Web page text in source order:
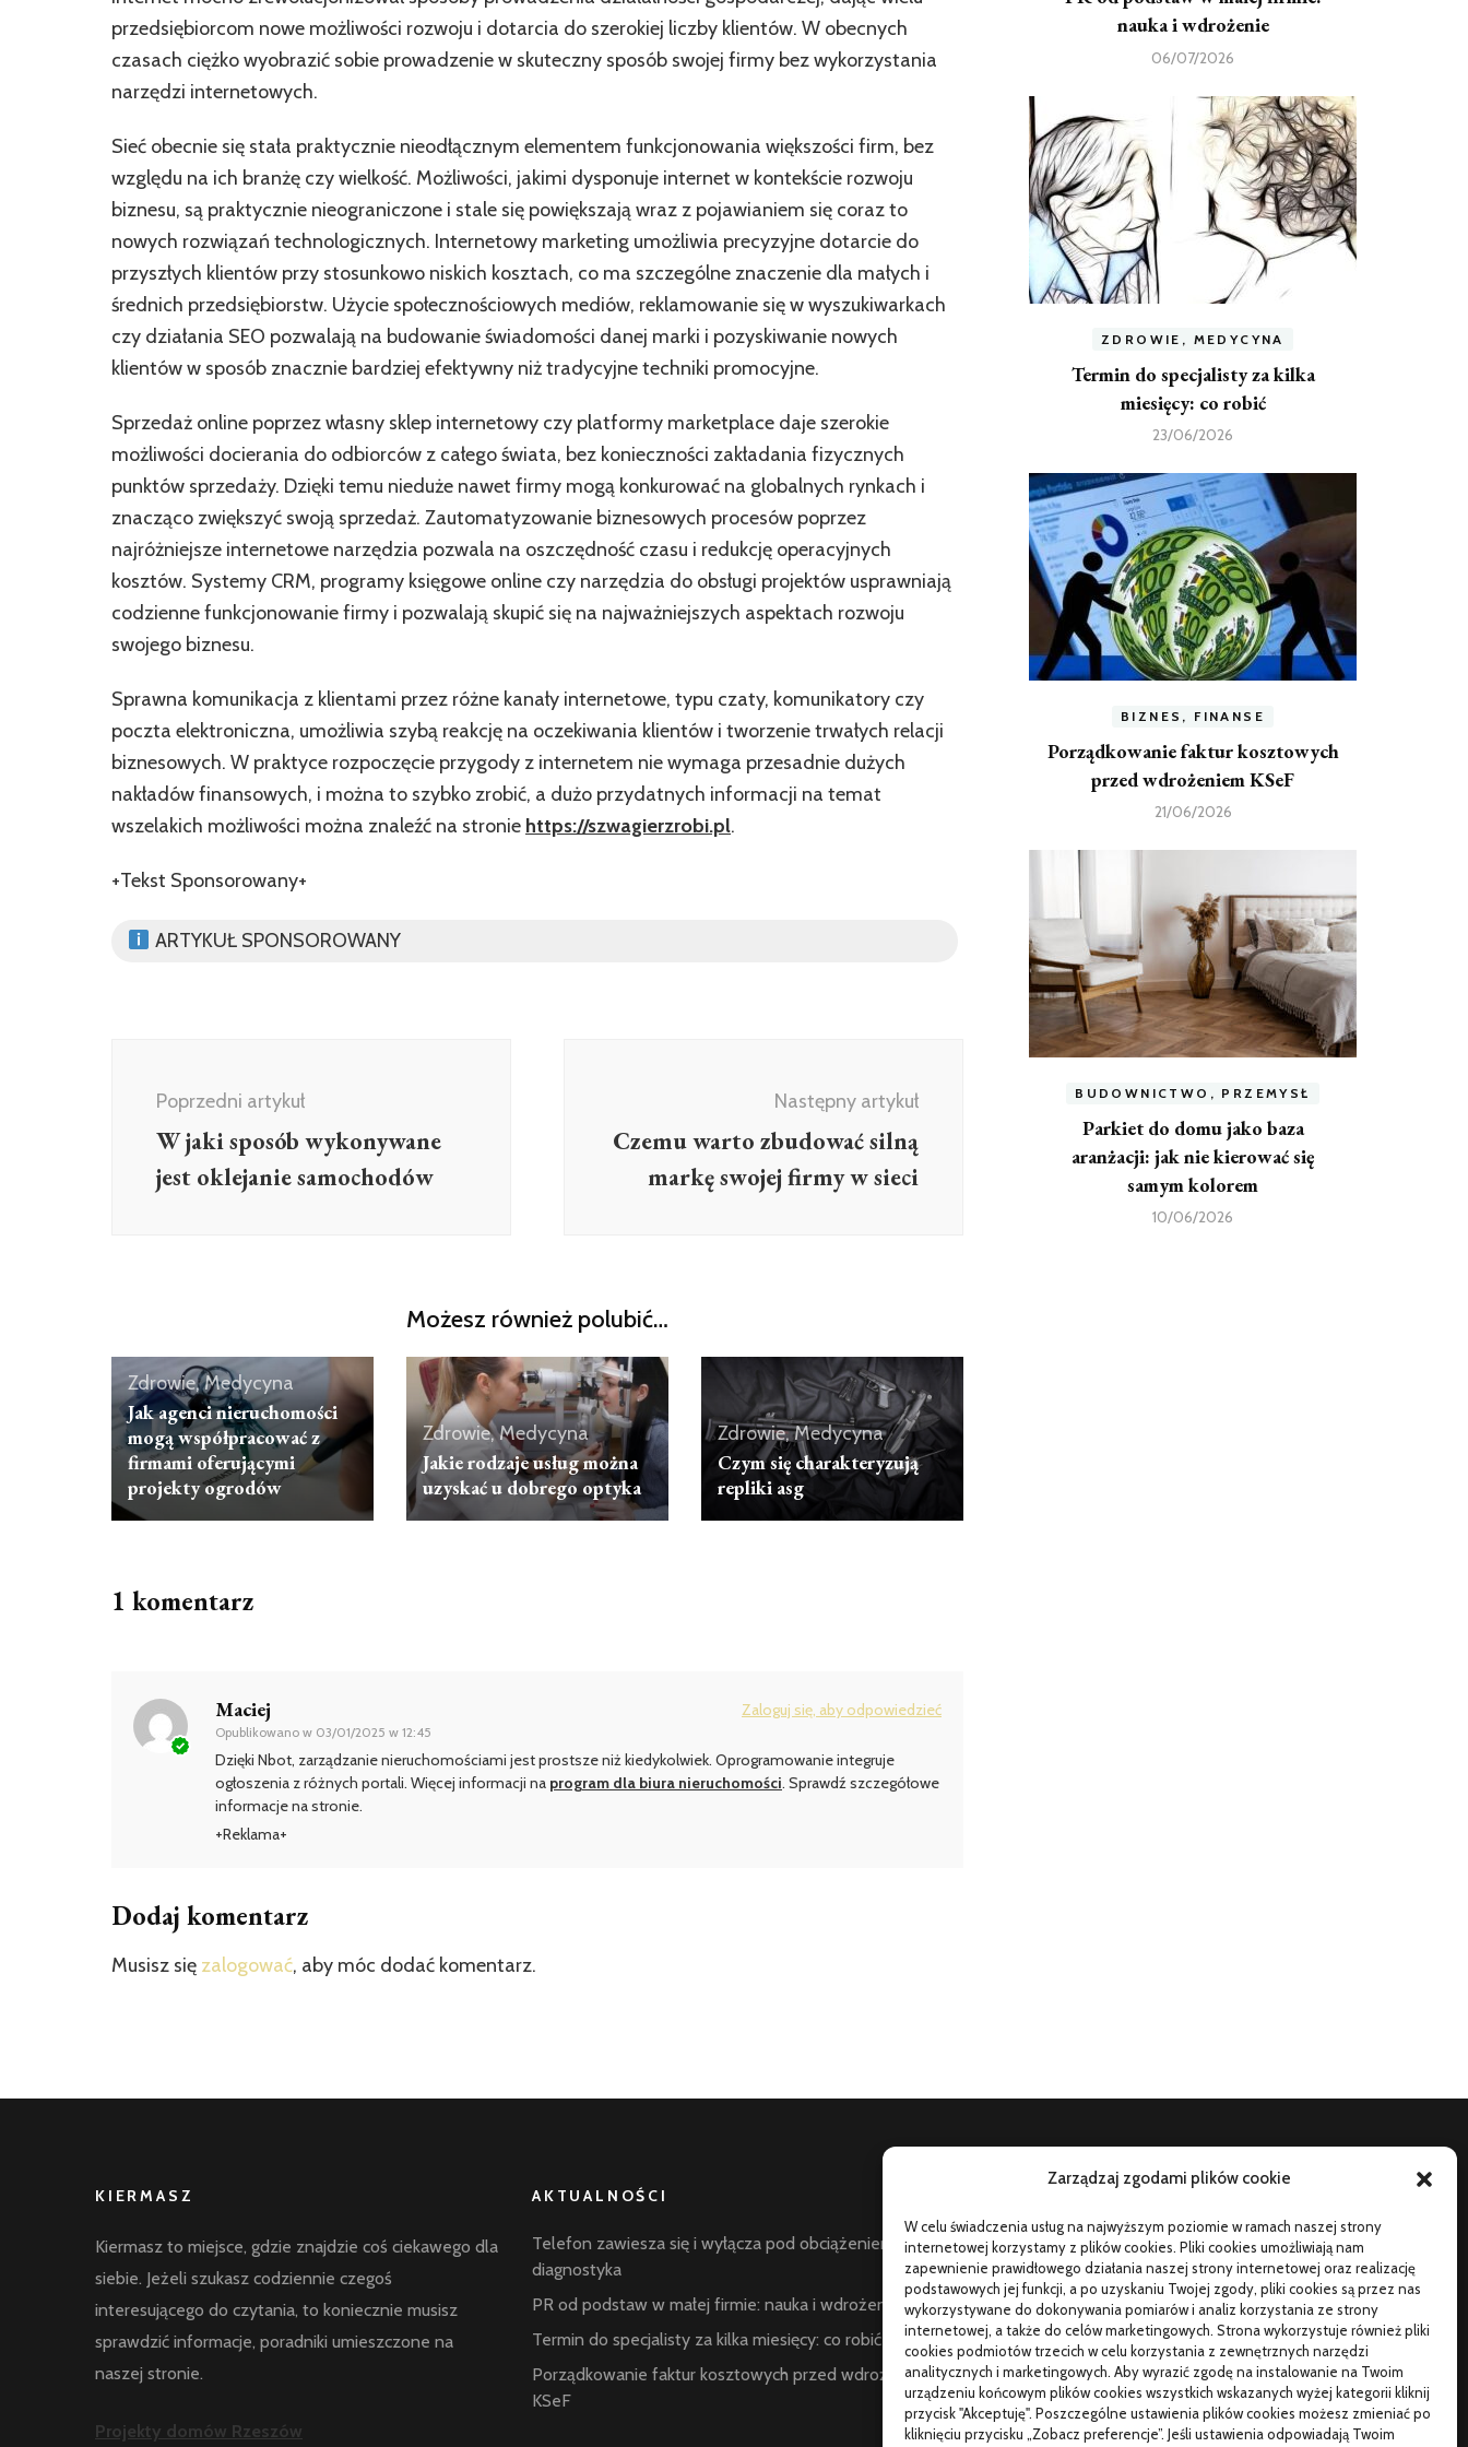
Zarządzaj zgodami plików cookie
W celu świadczenia usług na najwyższym poziomie w ramach naszej strony
internetowej korzystamy z plików cookies. Pliki cookies umożliwiają nam
zapewnienie prawidłowego działania naszej strony internetowej oraz realizację
podstawowych jej funkcji, a po uzyskaniu Twojej zgody, pliki cookies są przez nas
wykorzystywane do dokonywania pomiarów i analiz korzystania ze strony
internetowej, a także do celów marketingowych. Strona wykorzystuje również pliki
cookies podmiotów trzecich w celu korzystania z zewnętrznych narzędzi
analitycznych i marketingowych. Aby wyrazić zgodę na instalowanie na Twoim
urządzeniu końcowym plików cookies wszystkich wskazanych wyżej kategorii kliknij
przycisk "Akceptuję". Poszczególne ustawienia plików cookies możesz zmieniać po
kliknięciu przycisku „Zobacz preferencje”. Jeśli ustawienia odpowiadają Twoim
pomaga
w
przedsiębiorcom nowe możliwości rozwoju i dotarcia do szerokiej liczby klientów. W obecnych
czasach ciężko wyobrazić sobie prowadzenie w skuteczny sposób swojej firmy bez wykorzystania
narzędzi internetowych.
Sieć obecnie się stała praktycznie nieodłącznym elementem funkcjonowania większości firm, bez
względu na ich branżę czy wielkość. Możliwości, jakimi dysponuje internet w kontekście rozwoju
biznesu, są praktycznie nieograniczone i stale się powiększają wraz z pojawianiem się coraz to
nowych rozwiązań technologicznych. Internetowy marketing umożliwia precyzyjne dotarcie do
przyszłych klientów przy stosunkowo niskich kosztach, co ma szczególne znaczenie dla małych i
średnich przedsiębiorstw. Użycie społecznościowych mediów, reklamowanie się w wyszukiwarkach
czy działania SEO pozwalają na budowanie świadomości danej marki i pozyskiwanie nowych
klientów w sposób znacznie bardziej efektywny niż tradycyjne techniki promocyjne.
Sprzedaż online poprzez własny sklep internetowy czy platformy marketplace daje szerokie
możliwości docierania do odbiorców z całego świata, bez konieczności zakładania fizycznych
punktów sprzedaży. Dzięki temu nieduże nawet firmy mogą konkurować na globalnych rynkach i
znacząco zwiększyć swoją sprzedaż. Zautomatyzowanie biznesowych procesów poprzez
najróżniejsze internetowe narzędzia pozwala na oszczędność czasu i redukcję operacyjnych
kosztów. Systemy CRM, programy księgowe online czy narzędzia do obsługi projektów usprawniają
codzienne funkcjonowanie firmy i pozwalają skupić się na najważniejszych aspektach rozwoju
swojego biznesu.
Sprawna komunikacja z klientami przez różne kanały internetowe, typu czaty, komunikatory czy
poczta elektroniczna, umożliwia szybą reakcję na oczekiwania klientów i tworzenie trwałych relacji
biznesowych. W praktyce rozpoczęcie przygody z internetem nie wymaga przesadnie dużych
nakładów finansowych, i można to szybko zrobić, a dużo przydatnych informacji na temat
wszelakich możliwości można znaleźć na stronie https://szwagierzrobi.pl.
+Tekst Sponsorowany+
ARTYKUŁ SPONSOROWANY
wpisuPoprzedni artykuł
W jaki sposób wykonywane
jest oklejanie samochodów
Następny artykuł
Czemu warto zbudować silną
markę swojej firmy w sieci
Możesz również polubić…
Zdrowie, Medycyna
Jak agenci nieruchomości
mogą współpracować z
firmami oferującymi
projekty ogrodów
Zdrowie, Medycyna
Jakie rodzaje usług można
uzyskać u dobrego optyka
Zdrowie, Medycyna
Czym się charakteryzują
repliki asg
1 komentarz
Maciej
Opublikowano w 03/01/2025 w 12:45
Zaloguj się, aby odpowiedzieć
Dzięki Nbot, zarządzanie nieruchomościami jest prostsze niż kiedykolwiek. Oprogramowanie integruje
ogłoszenia z różnych portali. Więcej informacji na program dla biura nieruchomości. Sprawdź szczegółowe
informacje na stronie.
+Reklama+
Dodaj komentarz
Musisz się zalogować, aby móc dodać komentarz.
nauka i wdrożenie
06/07/2026
ZDROWIE, MEDYCYNA
Termin do specjalisty za kilka
miesięcy: co robić
23/06/2026
BIZNES, FINANSE
Porządkowanie faktur kosztowych
przed wdrożeniem KSeF
21/06/2026
BUDOWNICTWO, PRZEMYSŁ
Parkiet do domu jako baza
aranżacji: jak nie kierować się
samym kolorem
10/06/2026
KIERMASZ
Kiermasz to miejsce, gdzie znajdzie coś ciekawego dla
siebie. Jeżeli szukasz codziennie czegoś
interesującego do czytania, to koniecznie musisz
sprawdzić informacje, poradniki umieszczone na
naszej stronie.
Projekty domów Rzeszów
AKTUALNOŚCI
Telefon zawiesza się i wyłącza pod obciążeniem:
diagnostyka
PR od podstaw w małej firmie: nauka i wdrożenie
Termin do specjalisty za kilka miesięcy: co robić
Porządkowanie faktur kosztowych przed wdrożeniem
KSeF
Gorąca oraz poetyczna Hiszpania z kamperem – gdzie
pojechać na wczasy z bliskimi?
Czemu warto wybierać śruby z ocynkiem
Właściwe domy z drewna jak budować w solidny
sposób